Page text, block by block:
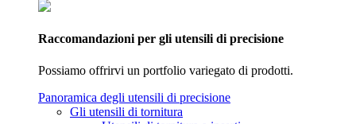
Raccomandazioni per gli utensili di precisione
Possiamo offrirvi un portfolio variegato di prodotti.
Panoramica degli utensili di precisione
Gli utensili di tornitura